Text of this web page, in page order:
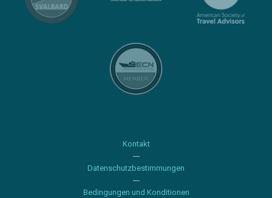
Kontakt
Datenschutzbestimmungen
Bedingungen und Konditionen